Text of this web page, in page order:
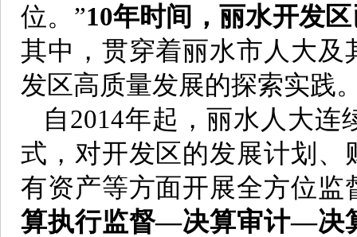
位。”10年时间，丽水开发
其中，贯穿着丽水市人大
发区高质量发展的探索实践
自2014年起，丽水人大
式，对开发区的发展计划
有资产等方面开展全方位监
算执行监督—决算审计—决